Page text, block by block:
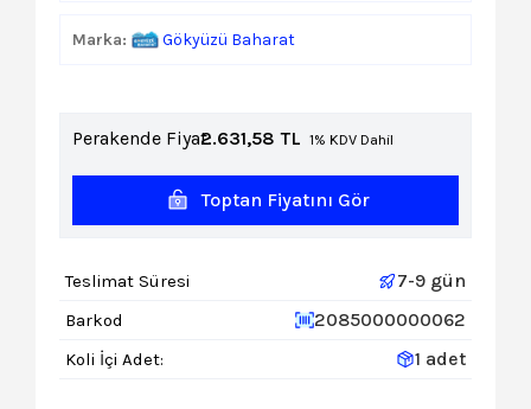
Marka: Gökyüzü Baharat
Perakende Fiyat:2.631,58 TL 1% KDV Dahil
Toptan Fiyatını Gör
Teslimat Süresi 7-9 gün
Barkod 2085000000062
Koli İçi Adet: 1 adet